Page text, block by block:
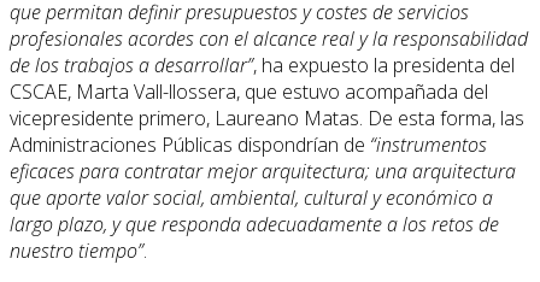
que permitan definir presupuestos y costes de servicios
profesionales acordes con el alcance real y la responsabilidad
de los trabajos a desarrollar”, ha expuesto la presidenta del
CSCAE, Marta Vall-llossera, que estuvo acompañada del
vicepresidente primero, Laureano Matas. De esta forma, las
Administraciones Públicas dispondrían de “instrumentos
eficaces para contratar mejor arquitectura; una arquitectura
que aporte valor social, ambiental, cultural y económico a
largo plazo, y que responda adecuadamente a los retos de
nuestro tiempo”.